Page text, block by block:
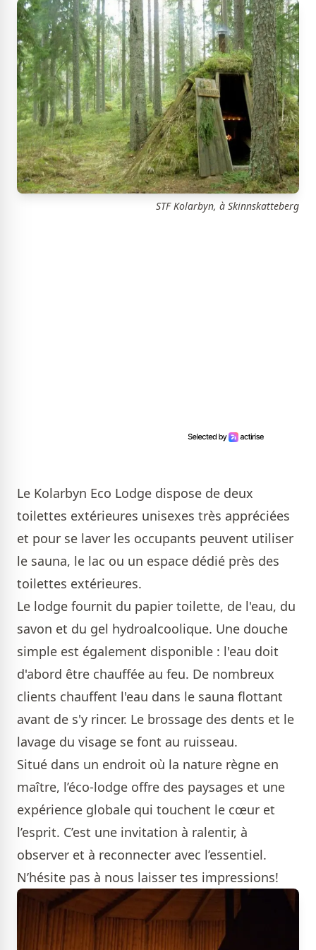
STF Kolarbyn, à Skinnskatteberg
Le Kolarbyn Eco Lodge dispose de deux
toilettes extérieures unisexes très appréciées
et pour se laver les occupants peuvent utiliser
le sauna, le lac ou un espace dédié près des
toilettes extérieures.
Le lodge fournit du papier toilette, de l'eau, du
savon et du gel hydroalcoolique. Une douche
simple est également disponible : l'eau doit
d'abord être chauffée au feu. De nombreux
clients chauffent l'eau dans le sauna flottant
avant de s'y rincer. Le brossage des dents et le
lavage du visage se font au ruisseau.
Situé dans un endroit où la nature règne en
maître, l’éco-lodge offre des paysages et une
expérience globale qui touchent le cœur et
l’esprit. C’est une invitation à ralentir, à
observer et à reconnecter avec l’essentiel.
N’hésite pas à nous laisser tes impressions!